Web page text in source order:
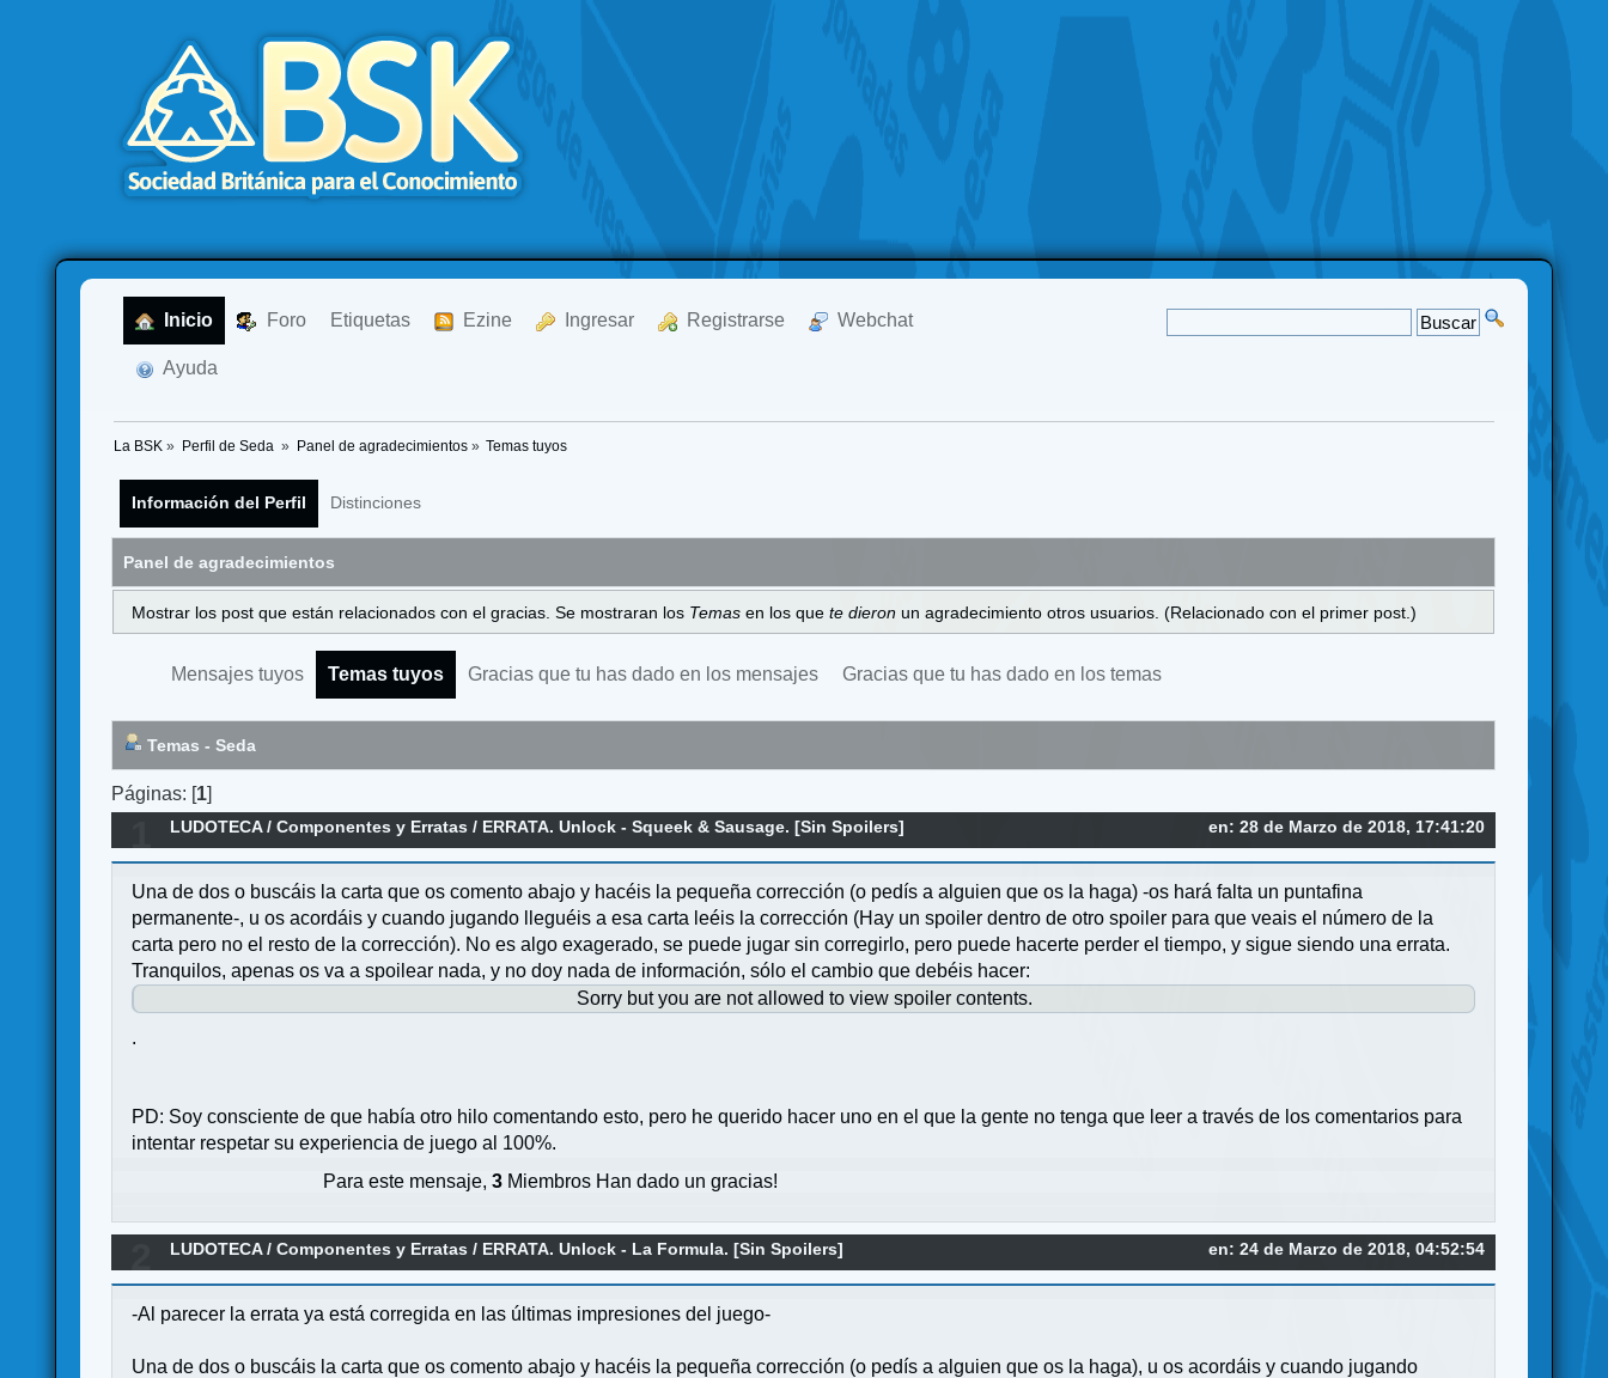
Inicio Foro Etiquetas Ezine Ingresar Registrarse Webchat
Ayuda
La BSK » Perfil de Seda » Panel de agradecimientos» Temas tuyos
Información del Perfil Distinciones
Panel de agradecimientos
Mostrar los post que están relacionados con el gracias. Se mostraran los Temas en los que te dieron un agradecimiento otros usuarios. (Relacionado con el primer post.)
Mensajes tuyos Temas tuyos Gracias que tu has dado en los mensajes Gracias que tu has dado en los temas
Temas - Seda
Páginas: [1]
en: 28 de Marzo de 2018, 17:41:20
LUDOTECA/Componentes y Erratas / ERRATA. Unlock - Squeek & Sausage. [Sin Spoilers]
Una de dos o buscáis la carta que os comento abajo y hacéis la pequeña corrección (o pedís a alguien que os la haga) -os hará falta un puntafina
permanente-, u os acordáis y cuando jugando lleguéis a esa carta leéis la corrección (Hay un spoiler dentro de otro spoiler para que veais el número de la
carta pero no el resto de la corrección). No es algo exagerado, se puede jugar sin corregirlo, pero puede hacerte perder el tiempo, y sigue siendo una errata.
Tranquilos, apenas os va a spoilear nada, y no doy nada de información, sólo el cambio que debéis hacer:
Sorry but you are not allowed to view spoiler contents.
.
PD: Soy consciente de que había otro hilo comentando esto, pero he querido hacer uno en el que la gente no tenga que leer a través de los comentarios para
intentar respetar su experiencia de juego al 100%.
Para este mensaje,3 Miembros Han dado un gracias!
en: 24 de Marzo de 2018, 04:52:54
LUDOTECA/Componentes y Erratas / ERRATA. Unlock - La Formula. [Sin Spoilers]
-Al parecer la errata ya está corregida en las últimas impresiones del juego-
Una de dos o buscáis la carta que os comento abajo y hacéis la pequeña corrección (o pedís a alguien que os la haga), u os acordáis y cuando jugando